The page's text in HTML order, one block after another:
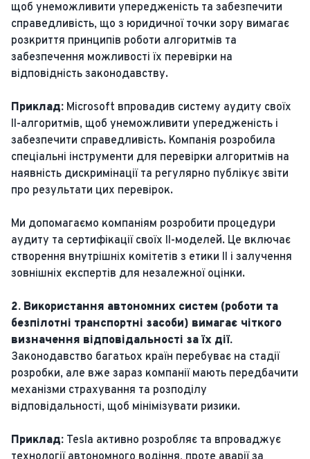
щоб унеможливити упередженість та забезпечити
справедливість, що з юридичної точки зору вимагає
розкриття принципів роботи алгоритмів та
забезпечення можливості їх перевірки на
відповідність законодавству.
Приклад: Microsoft впровадив систему аудиту своїх
ІІ-алгоритмів, щоб унеможливити упередженість і
забезпечити справедливість. Компанія розробила
спеціальні інструменти для перевірки алгоритмів на
наявність дискримінації та регулярно публікує звіти
про результати цих перевірок.
Ми допомагаємо компаніям розробити процедури
аудиту та сертифікації своїх ІІ-моделей. Це включає
створення внутрішніх комітетів з етики ІІ і залучення
зовнішніх експертів для незалежної оцінки.
2. Використання автономних систем (роботи та
безпілотні транспортні засоби) вимагає чіткого
визначення відповідальності за їх дії.
Законодавство багатьох країн перебуває на стадії
розробки, але вже зараз компанії мають передбачити
механізми страхування та розподілу
відповідальності, щоб мінімізувати ризики.
Приклад: Tesla активно розробляє та впроваджує